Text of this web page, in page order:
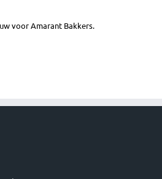
voor Amarant Bakkers.